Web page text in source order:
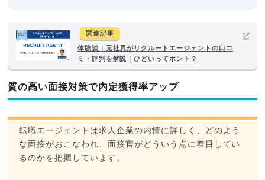
関連記事
体験談｜元社員がリクルートエージェントの口コ
ミ・評判を解説｜ひどいってホント？
質の高い面接対策で内定獲得率アップ
転職エージェントは求人企業の内情に詳しく、どのよう
な面接がおこなわれ、面接官がどういう点に着目してい
るのかを把握しています。